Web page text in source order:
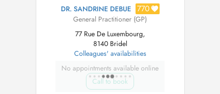
DR. SANDRINE DEBUE 770
General Practitioner (GP)
77 Rue De Luxembourg,
8140 Bridel
Colleagues' availabilities
No appointments available online
Call to book